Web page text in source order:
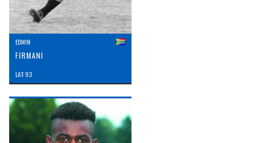
EDWIN
FIRMANI
LAT: 93